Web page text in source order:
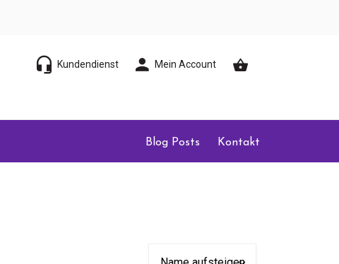
Kundendienst Mein Account
Blog Posts Kontakt